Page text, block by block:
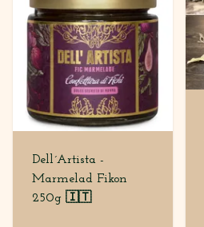
Dell´Artista -
Marmelad Fikon
250g 🇮🇹